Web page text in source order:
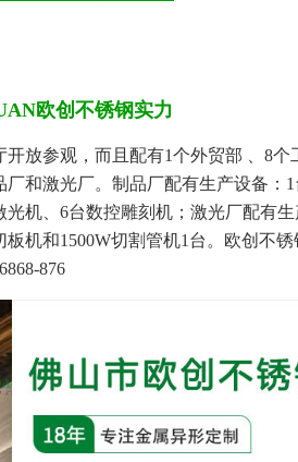
欧创不锈钢实力
放参观，而且配有1个外贸部 、8个
和激光厂。制品厂配有生产设备：
机、6台数控雕刻机；激光厂配有
机和1500W切割管机1台。欧创不
876